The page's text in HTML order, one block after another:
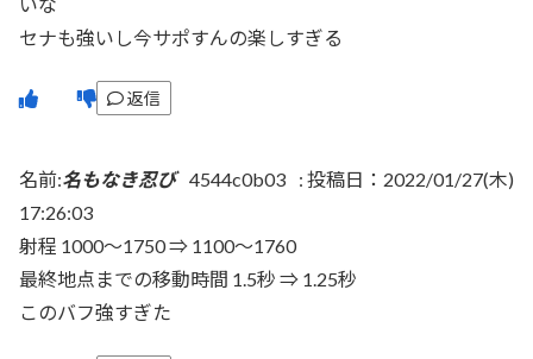
いな
セナも強いし今サポすんの楽しすぎる
返信
名前:名もなき忍び 4544c0b03 : 投稿日：2022/01/27(木)
17:26:03
射程 1000～1750 ⇒ 1100～1760
最終地点までの移動時間 1.5秒 ⇒ 1.25秒
このバフ強すぎた